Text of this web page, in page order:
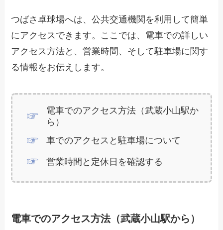
つばさ卓球場へは、公共交通機関を利用して簡単
にアクセスできます。ここでは、電車での詳しい
アクセス方法と、営業時間、そして駐車場に関す
る情報をお伝えします。
電車でのアクセス方法（武蔵小山駅か
ら）
車でのアクセスと駐車場について
営業時間と定休日を確認する
電車でのアクセス方法（武蔵小山駅から）